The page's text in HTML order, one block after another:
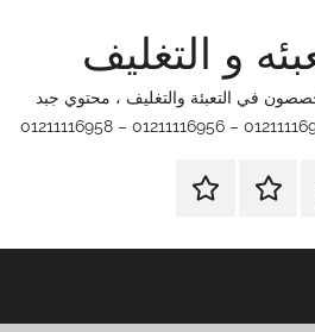
و التغليف
في التعبئة والتغليف ، محتوي جبد
اتصل
اتـصـل
في
التي